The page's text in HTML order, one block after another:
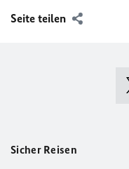
Seite teilen
Sicher Reisen